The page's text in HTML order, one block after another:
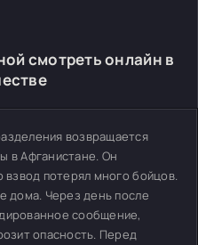
смотреть онлайн в
возвращается
в Афганистане. Он
взвод потерял много бойцов.
дома. Через день после
сообщение,
опасность. Перед